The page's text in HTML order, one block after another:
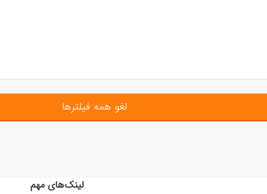
لغو همه فیلترها
لینک‌های مهم